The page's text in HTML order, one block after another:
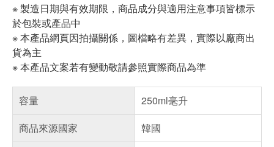
※ 製造日期與有效期限，商品成分與適用注意事項皆標示
於包裝或產品中
※ 本產品網頁因拍攝關係，圖檔略有差異，實際以廠商出
貨為主
※ 本產品文案若有變動敬請參照實際商品為準
容量
250ml毫升
商品來源國家
韓國